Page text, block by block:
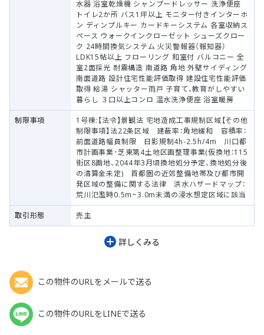
水器 浴室乾燥機 シャンプードレッサー 洗浄便座
トイレ2か所 バス1坪以上 モニター付きインターホ
ン ディンプルキー カードキーシステム 各室収納ス
ペース ウォークインクローゼット シューズクロー
ク 24時間換気システム 火災警報器（報知器）
LDK15帖以上 フローリング 和室付 バルコニー 全
室2面採光 耐震構造 南道路 角地 外壁サイディング
南面道路 設計住宅性能評価取得 建設住宅性能評価
取得 給湯 シャッター雨戸 子育て、教育がしやすい
暮らし ３口以上コンロ 温水洗浄便座 浴室暖房
制限事項
1号棟:【法令】景観法 宅地造成工事規制区域【その他
制限事項】法22条区域 建蔽率：角地緩和 容積率：
前面道路幅員制限 日影規制4h-2.5h/4m 川口都
市計画事業･芝東第4土地区画整理事業(仮換地：115
街区8画地、2044年3月頃換地処分予定、換地処分後
の清算金未定) 首都圏の近郊整備地帯及び都市開
発区域の整備に関する法律 洪水ハザードマップ：
荒川氾濫時0.5m~3.0m未満の浸水想定区域に該当
取引形態 売主
詳しくみる
この物件のURLをメールで送る
この物件のURLをLINEで送る